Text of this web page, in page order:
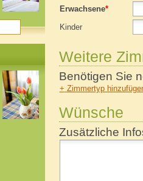
Erwachsene*
Kinder
Weitere
Benötigen Sie
+ Zimmertyp
Wünsche
Zusätzliche